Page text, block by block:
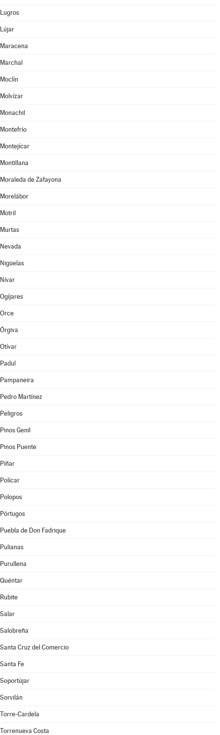
Lugros
Lújar
Maracena
Marchal
Moclín
Molvízar
Monachil
Montefrío
Montejícar
Montillana
Moraleda de Zafayona
Morelábor
Motril
Murtas
Nevada
Nigüelas
Nívar
Ogíjares
Orce
Órgiva
Otívar
Padul
Pampaneira
Pedro Martínez
Peligros
Pinos Genil
Pinos Puente
Píñar
Polícar
Polopos
Pórtugos
Puebla de Don Fadrique
Pulianas
Purullena
Quéntar
Rubite
Salar
Salobreña
Santa Cruz del Comercio
Santa Fe
Soportújar
Sorvilán
Torre-Cardela
Torrenueva Costa